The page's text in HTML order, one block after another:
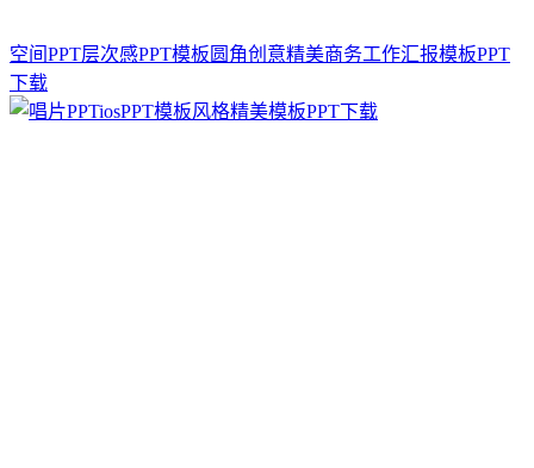
空间PPT层次感PPT模板圆角创意精美商务工作汇报模板PPT
下载